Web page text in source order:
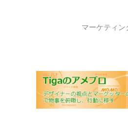
マーケティ